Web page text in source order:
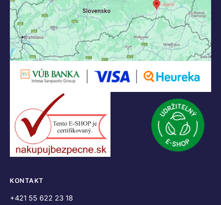
KONTAKT
+421 55 622 23 18